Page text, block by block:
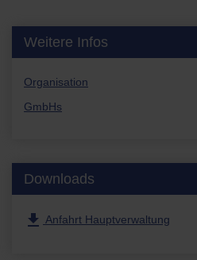
Weitere Infos
Organisation
GmbHs
Downloads
file_download Anfahrt Hauptverwaltung